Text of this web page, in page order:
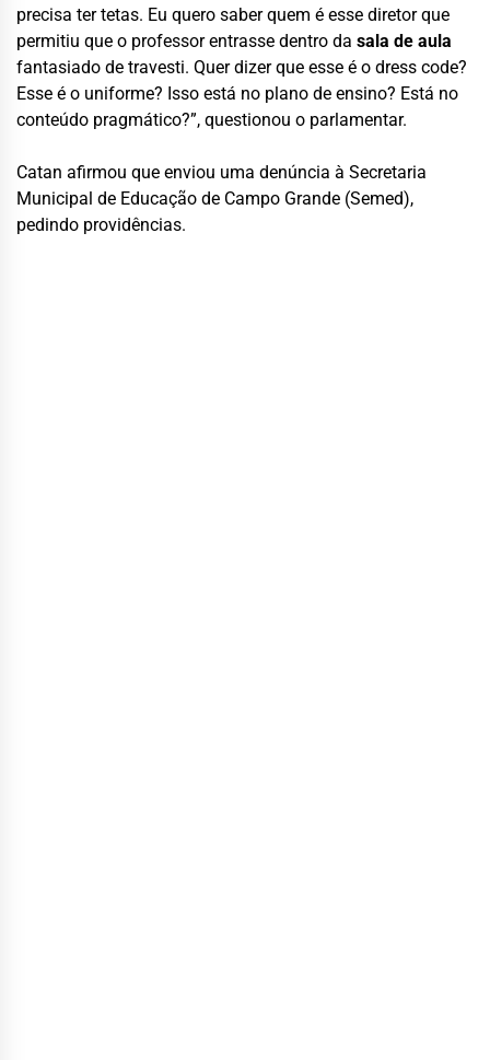
precisa ter tetas. Eu quero saber quem é esse diretor que
permitiu que o professor entrasse dentro da sala de aula
fantasiado de travesti. Quer dizer que esse é o dress code?
Esse é o uniforme? Isso está no plano de ensino? Está no
conteúdo pragmático?”, questionou o parlamentar.
Catan afirmou que enviou uma denúncia à Secretaria
Municipal de Educação de Campo Grande (Semed),
pedindo providências.